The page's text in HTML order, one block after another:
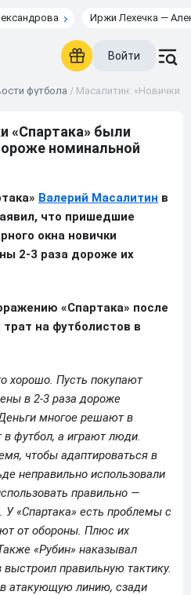
Иржи Лехечка —
Войти
футбола / Масалитин: «Новички
«Спартака» были
номинальной
Валерий Масалитин в
что пришедшие
окна новички
2-3 раза дороже их
«Спартака» после
на футболистов в
хорошо. Пусть покупают
в 2-3 раза дороже
многое решают в
в футбол, а играют люди.
чтобы адаптироваться в
неправильно использовали
правильно —
У «Спартака» есть проблемы с
от обороны. Плюс их
«Рубин» наказывал
правильную тактику.
атакующую линию, сзади